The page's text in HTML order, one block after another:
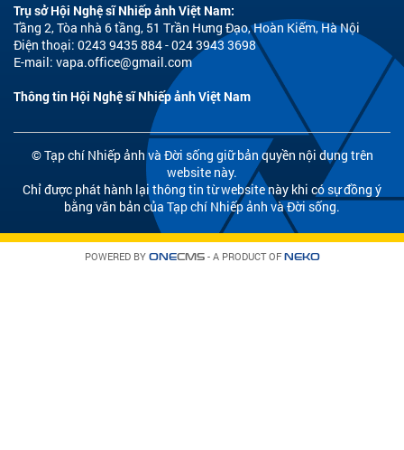
Trụ sở Hội Nghệ sĩ Nhiếp ảnh Việt Nam:
Tầng 2, Tòa nhà 6 tầng, 51 Trần Hưng Đạo, Hoàn Kiếm, Hà Nội
Điện thoại: 0243 9435 884 - 024 3943 3698
E-mail: vapa.office@gmail.com
Thông tin Hội Nghệ sĩ Nhiếp ảnh Việt Nam
© Tạp chí Nhiếp ảnh và Đời sống giữ bản quyền nội dung trên
website này.
Chỉ được phát hành lại thông tin từ website này khi có sự đồng ý
bằng văn bản của Tạp chí Nhiếp ảnh và Đời sống.
POWERED BY ONECMS- A PRODUCT OF NEKO